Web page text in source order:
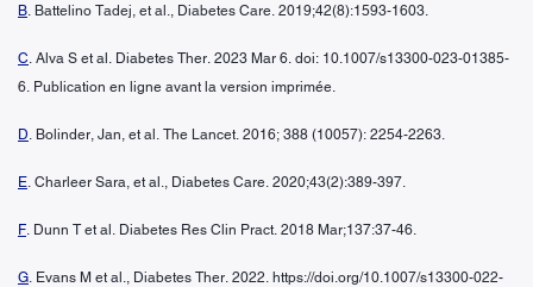
B. Battelino Tadej, et al., Diabetes Care. 2019;42(8):1593-1603.
C. Alva S et al. Diabetes Ther. 2023 Mar 6. doi: 10.1007/s13300-023-01385-
6. Publication en ligne avant la version imprimée.
D. Bolinder, Jan, et al. The Lancet. 2016; 388 (10057): 2254-2263.
E. Charleer Sara, et al., Diabetes Care. 2020;43(2):389-397.
F. Dunn T et al. Diabetes Res Clin Pract. 2018 Mar;137:37-46.
G. Evans M et al., Diabetes Ther. 2022. https://doi.org/10.1007/s13300-022-